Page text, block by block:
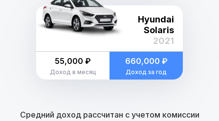
Hyundai
Solaris
2021
55,000 ₽
Доход в месяц
660,000 ₽
Доход за год
Средний доход рассчитан с учетом комиссии